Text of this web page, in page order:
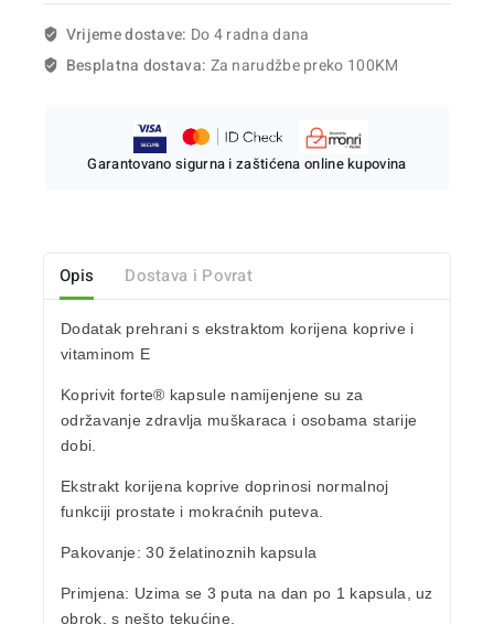
Vrijeme dostave: Do 4 radna dana
Besplatna dostava: Za narudžbe preko 100KM
Garantovano sigurna i zaštićena online kupovina
Opis Dostava i Povrat
Dodatak prehrani s ekstraktom korijena koprive i
vitaminom E
Koprivit forte® kapsule namijenjene su za
održavanje zdravlja muškaraca i osobama starije
dobi.
Ekstrakt korijena koprive doprinosi normalnoj
funkciji prostate i mokraćnih puteva.
Pakovanje: 30 želatinoznih kapsula
Primjena: Uzima se 3 puta na dan po 1 kapsula, uz
obrok, s nešto tekućine.